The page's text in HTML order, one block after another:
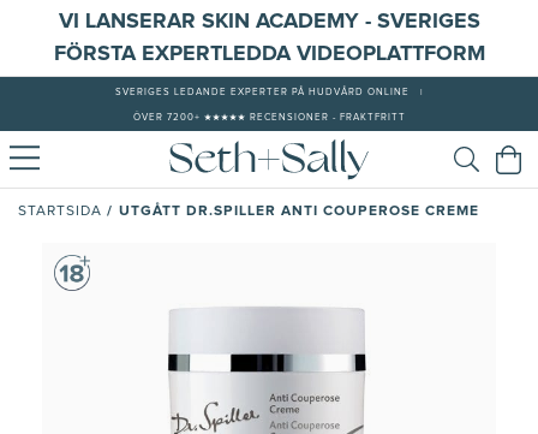
VI LANSERAR SKIN ACADEMY - SVERIGES
FÖRSTA EXPERTLEDDA VIDEOPLATTFORM
SVERIGES LEDANDE EXPERTER PÅ HUDVÅRD ONLINE
ÖVER 7200+ ★★★★★ RECENSIONER - FRAKTFRITT
STARTSIDA / UTGÅTT DR.SPILLER ANTI COUPEROSE CREME